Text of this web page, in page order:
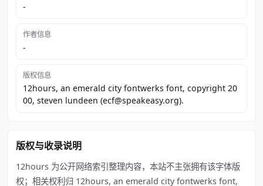
-
作者信息
-
版权信息
12hours, an emerald city fontwerks font, copyright 20
00, steven lundeen (ecf@speakeasy.org).
版权与收录说明
12hours 为公开网络索引整理内容，本站不主张拥有该字体版
权；相关权利归 12hours, an emerald city fontwerks font,